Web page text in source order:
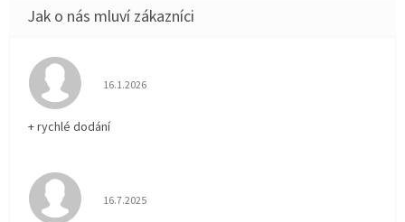
Hodnocení obchodu je 5 z 5 hvězdiček.
16.1.2026
+ rychlé dodání
Hodnocení obchodu je 5 z 5 hvězdiček.
16.7.2025